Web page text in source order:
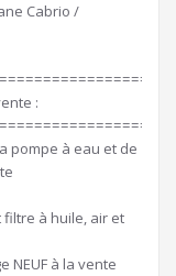
Cabrio /
:
pompe à eau et de
à huile, air et
NEUF à la vente